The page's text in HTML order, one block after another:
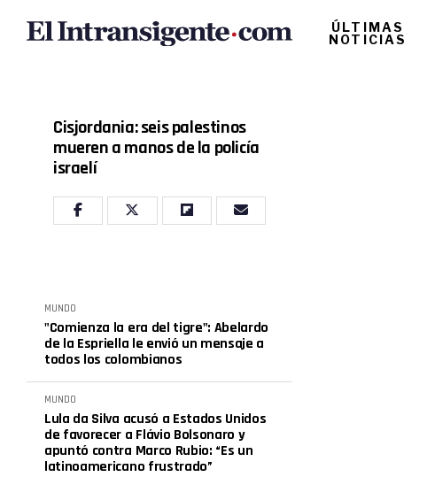
ÚLTIMAS
NOTICIAS
Cisjordania: seis palestinos
mueren a manos de la policía
israelí
MUNDO
"Comienza la era del tigre": Abelardo
de la Espriella le envió un mensaje a
todos los colombianos
MUNDO
Lula da Silva acusó a Estados Unidos
de favorecer a Flávio Bolsonaro y
apuntó contra Marco Rubio: “Es un
latinoamericano frustrado”